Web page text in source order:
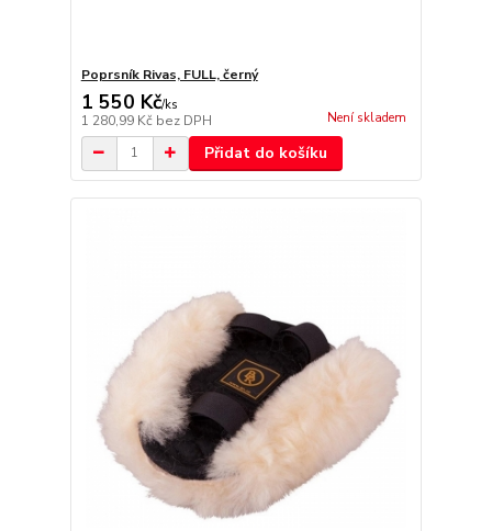
Poprsník Rivas, FULL, černý
1 550 Kč/ks
1 280,99 Kč bez DPH Není skladem
Přidat do košíku